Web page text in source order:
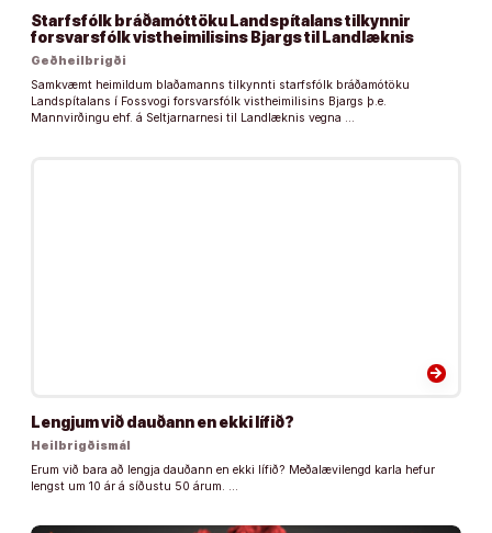
Starfsfólk bráðamóttöku Landspítalans tilkynnir
forsvarsfólk vistheimilisins Bjargs til Landlæknis
Geðheilbrigði
Samkvæmt heimildum blaðamanns tilkynnti starfsfólk bráðamótöku
Landspítalans í Fossvogi forsvarsfólk vistheimilisins Bjargs þ.e.
Mannvirðingu ehf. á Seltjarnarnesi til Landlæknis vegna …
arrow_forward
Lengjum við dauðann en ekki lífið?
Heilbrigðismál
Erum við bara að lengja dauðann en ekki lífið? Meðalævilengd karla hefur
lengst um 10 ár á síðustu 50 árum. …